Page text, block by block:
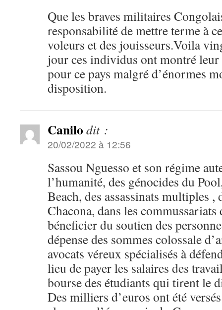
Que les braves militaires
responsabilité de mettre terme à
voleurs et des jouisseurs.Voila
jour ces individus ont montré
pour ce pays malgré d’énormes
disposition.
Canilo dit :
20/02/2022 à 12:56
Sassou Nguesso et son régime
l’humanité, des génocides du
Beach, des assassinats multiples ,
Chacona, dans les
béneficier du soutien des
dépense des sommes colossale
avocats véreux spécialisés à
lieu de payer les salaires des
bourse des étudiants qui tirent le
Des milliers d’euros ont été